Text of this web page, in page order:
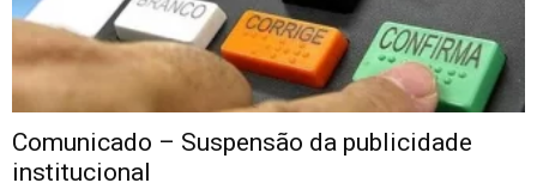
Comunicado – Suspensão da publicidade
institucional